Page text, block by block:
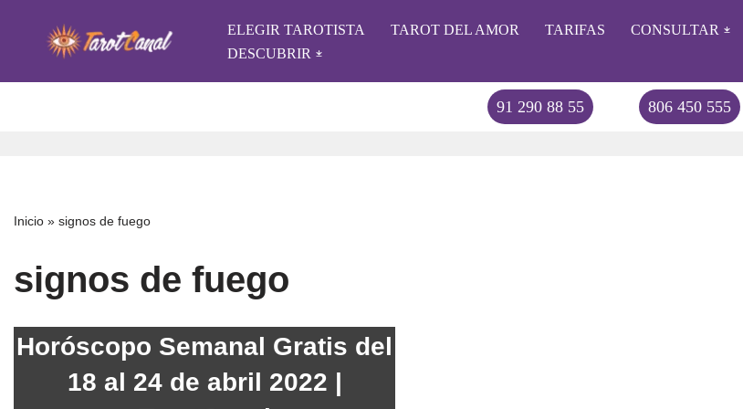
Saltar
ELEGIR TAROTISTA TAROT DEL AMOR TARIFAS CONSULTAR
DESCUBRIR
91 290 88 55 806 450 555
Inicio » signos de fuego
signos de fuego
Horóscopo Semanal Gratis del
18 al 24 de abril 2022 |